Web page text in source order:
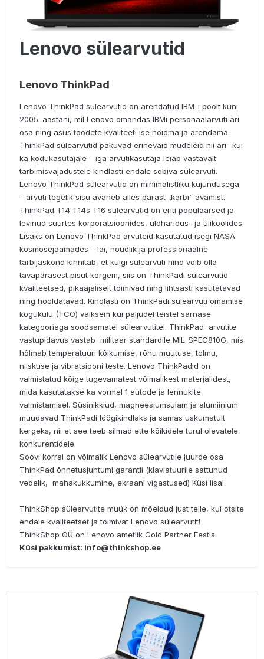
Lenovo sülearvutid
Lenovo ThinkPad
Lenovo ThinkPad sülearvutid on arendatud IBM-i poolt kuni
2005. aastani, mil Lenovo omandas IBMi personaalarvuti äri
osa ning asus toodete kvaliteeti ise hoidma ja arendama.
ThinkPad sülearvutid pakuvad erinevaid mudeleid nii äri- kui
ka kodukasutajale – iga arvutikasutaja leiab vastavalt
tarbimisvajadustele kindlasti endale sobiva sülearvuti.
Lenovo ThinkPad sülearvutid on minimalistliku kujundusega
– arvuti tegelik sisu avaneb alles pärast „karbi“ avamist.
ThinkPad T14 T14s T16 sülearvutid on eriti populaarsed ja
levinud suurtes korporatsioonides, üldharidus- ja ülikoolides.
Lisaks on Lenovo ThinkPad arvuteid kasutatud isegi NASA
kosmosejaamades – lai, nõudlik ja professionaalne
tarbijaskond kinnitab, et kuigi sülearvuti hind võib olla
tavapärasest pisut kõrgem, siis on ThinkPadi sülearvutid
kvaliteetsed, pikaajaliselt toimivad ning lihtsasti kasutatavad
ning hooldatavad. Kindlasti on ThinkPadi sülearvuti omamise
kogukulu (TCO) väiksem kui paljudel teistel sarnase
kategooriaga soodsamatel sülearvutitel. ThinkPad arvutite
vastupidavus vastab militaar standardile MIL-SPEC810G, mis
hõlmab temperatuuri kõikumise, rõhu muutuse, tolmu,
niiskuse ja vibratsiooni teste. Lenovo ThinkPadid on
valmistatud kõige tugevamatest võimalikest materjalidest,
mida kasutatakse ka vormel 1 autode ja lennukite
valmistamisel. Süsinikkiud, magneesiumsulam ja alumiinium
muudavad ThinkPadi löögikindlaks ja samas uskumatult
kergeks, nii et see teeb silmad ette kõikidele turul olevatele
konkurentidele.
Soovi korral on võimalik Lenovo sülearvutile juurde osa
ThinkPad õnnetusjuhtumi garantii (klaviatuurile sattunud
vedelik, mahakukkumine, ekraani vigastused) Küsi lisa!
ThinkShop sülearvutite müük on mõeldud just teile, kui otsite
endale kvaliteetset ja toimivat Lenovo sülearvutit!
ThinkShop OÜ on Lenovo ametlik Gold Partner Eestis.
Küsi pakkumist: info@thinkshop.ee